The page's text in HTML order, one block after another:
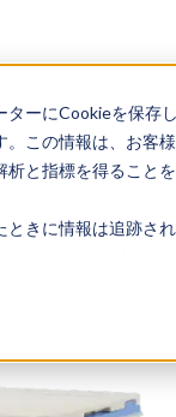
ーにCookieを保
この情報は、お客
と指標を得ること
きに情報は追跡さ
ト SVR-N